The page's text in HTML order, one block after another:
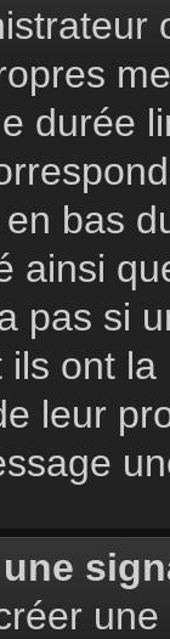
durée
bas
ainsi
pas si
ont
leur